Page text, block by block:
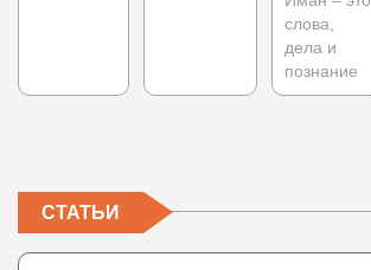
слова,
дела и
познание
СТАТЬИ